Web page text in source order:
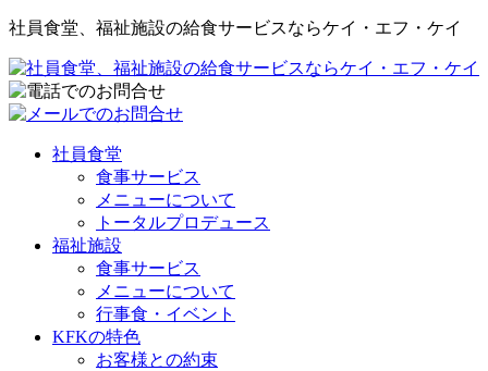
社員食堂、福祉施設の給食サービスならケイ・エフ・ケイ
社員食堂
食事サービス
メニューについて
トータルプロデュース
福祉施設
食事サービス
メニューについて
行事食・イベント
KFKの特色
お客様との約束